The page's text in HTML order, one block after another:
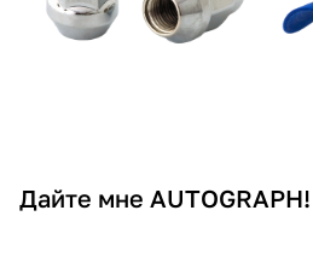
Дайте мне AUTOGRAPH!